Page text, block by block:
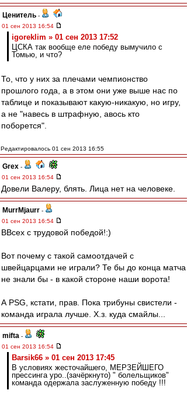
Ценитель -
01 сен 2013 16:54
igoreklim » 01 сен 2013 17:52
ЦСКА так вообще еле победу вымучило с
Томью, и что?
То, что у них за плечами чемпионство
прошлого года, а в этом они уже выше нас по
таблице и показывают какую-никакую, но игру,
а не "навесь в штрафную, авось кто
поборется".
Редактировалось 01 сен 2013 16:55
Grex -
01 сен 2013 16:54
Довели Валеру, блять. Лица нет на человеке.
MurrMjaurr -
01 сен 2013 16:54
ВВсех с трудовой победой!:)
Вот почему с такой самоотдачей с
швейцарцами не играли? Те бы до конца матча
не знали бы - в какой стороне наши ворота!
А PSG, кстати, прав. Пока трибуны свистели -
команда играла лучше. Х.з. куда смайлы...
mifta -
01 сен 2013 16:54
Barsik66 » 01 сен 2013 17:45
В условиях жесточайшего, МЕРЗЕЙШЕГО
прессинга уро..(зачёркнуто) " болельщиков"
команда одержала заслуженную победу !!!